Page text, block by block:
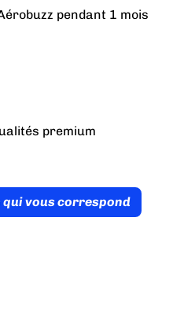
pendant 1 mois
premium
qui vous correspond